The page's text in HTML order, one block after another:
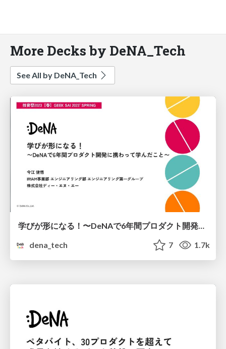
More Decks by DeNA_Tech
See All by DeNA_Tech
学びが形になる！〜DeNAで6年間プロダクト開発に携わって学んだこと〜
dena_tech
7 1.7k